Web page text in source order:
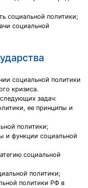
социальной политики;
социальной
социальной политики
кризиса.
задач:
ее принципы и
политики;
и функции социальной
социальной
политики;
политики РФ в